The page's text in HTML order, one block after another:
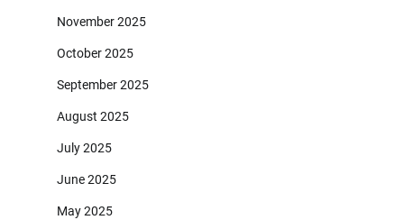
November 2025
October 2025
September 2025
August 2025
July 2025
June 2025
May 2025